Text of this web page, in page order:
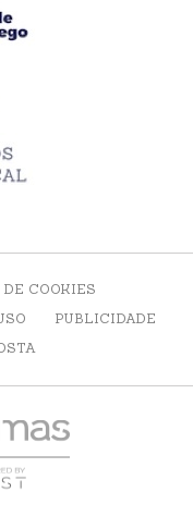
COOKIES
PUBLICIDADE